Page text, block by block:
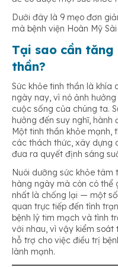
Xem xét nhận nuôi
Làm thiện nguyện
Dành thời gian cho
Tìm kiếm sự giúp đỡ
Dưới đây là 9 mẹo đơn
mà bệnh viện Hoàn Mỹ
Tại sao cần tăng
thần?
Sức khỏe tinh thần là
ngày nay, vì nó ảnh
cuộc sống của chúng ta.
hưởng đến suy nghĩ,
Một tinh thần khỏe mạnh,
các thách thức, xây dựng
đưa ra quyết định sáng
Nuôi dưỡng sức khỏe tâm
hàng ngày mà còn có
nhất là chống lại — một
quan trực tiếp đến tình
bệnh lý tim mạch và tình
với nhau, vì vậy kiểm
hỗ trợ cho việc điều trị
lành mạnh.